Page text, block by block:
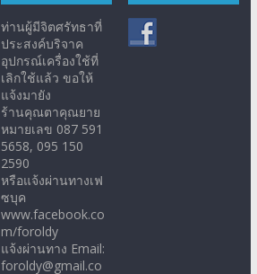
ท่านผู้มีจิตศรัทธาที่
ประสงค์บริจาค
อุปกรณ์เครื่องใช้ที่
เลิกใช้แล้ว ขอให้
แจ้งมายัง
ร้านคุณตาคุณยาย
หมายเลข 087 591
5658, 095 150
2590
หรือแจ้งผ่านทางเฟ
ซบุค
www.facebook.co
m/foroldy
แจ้งผ่านทาง Email:
foroldy@gmail.co